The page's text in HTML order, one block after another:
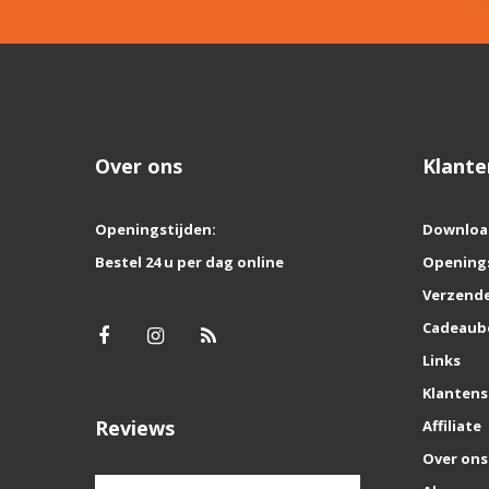
Over ons
Openingstijden:
Bestel 24 u per dag online
Reviews
Links
Affiliate
Over ons